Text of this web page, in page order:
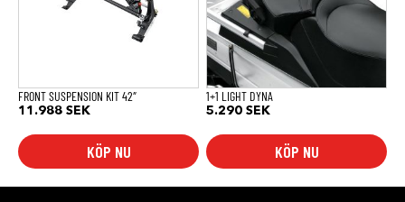
FRONT SUSPENSION KIT 42″
11.988 SEK
KÖP NU
1+1 LIGHT DYNA
5.290 SEK
KÖP NU